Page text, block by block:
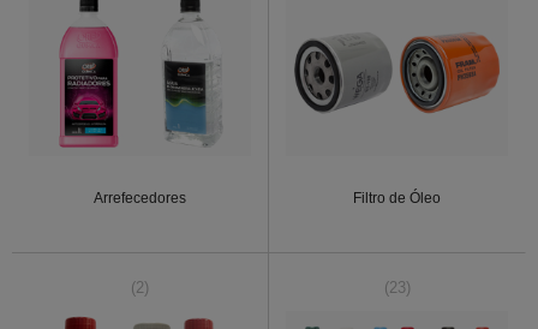
Arrefecedores Filtro de Óleo
(2) (23)